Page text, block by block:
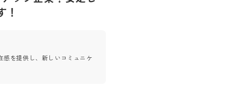
！
を提供し、新しいコミュニケ